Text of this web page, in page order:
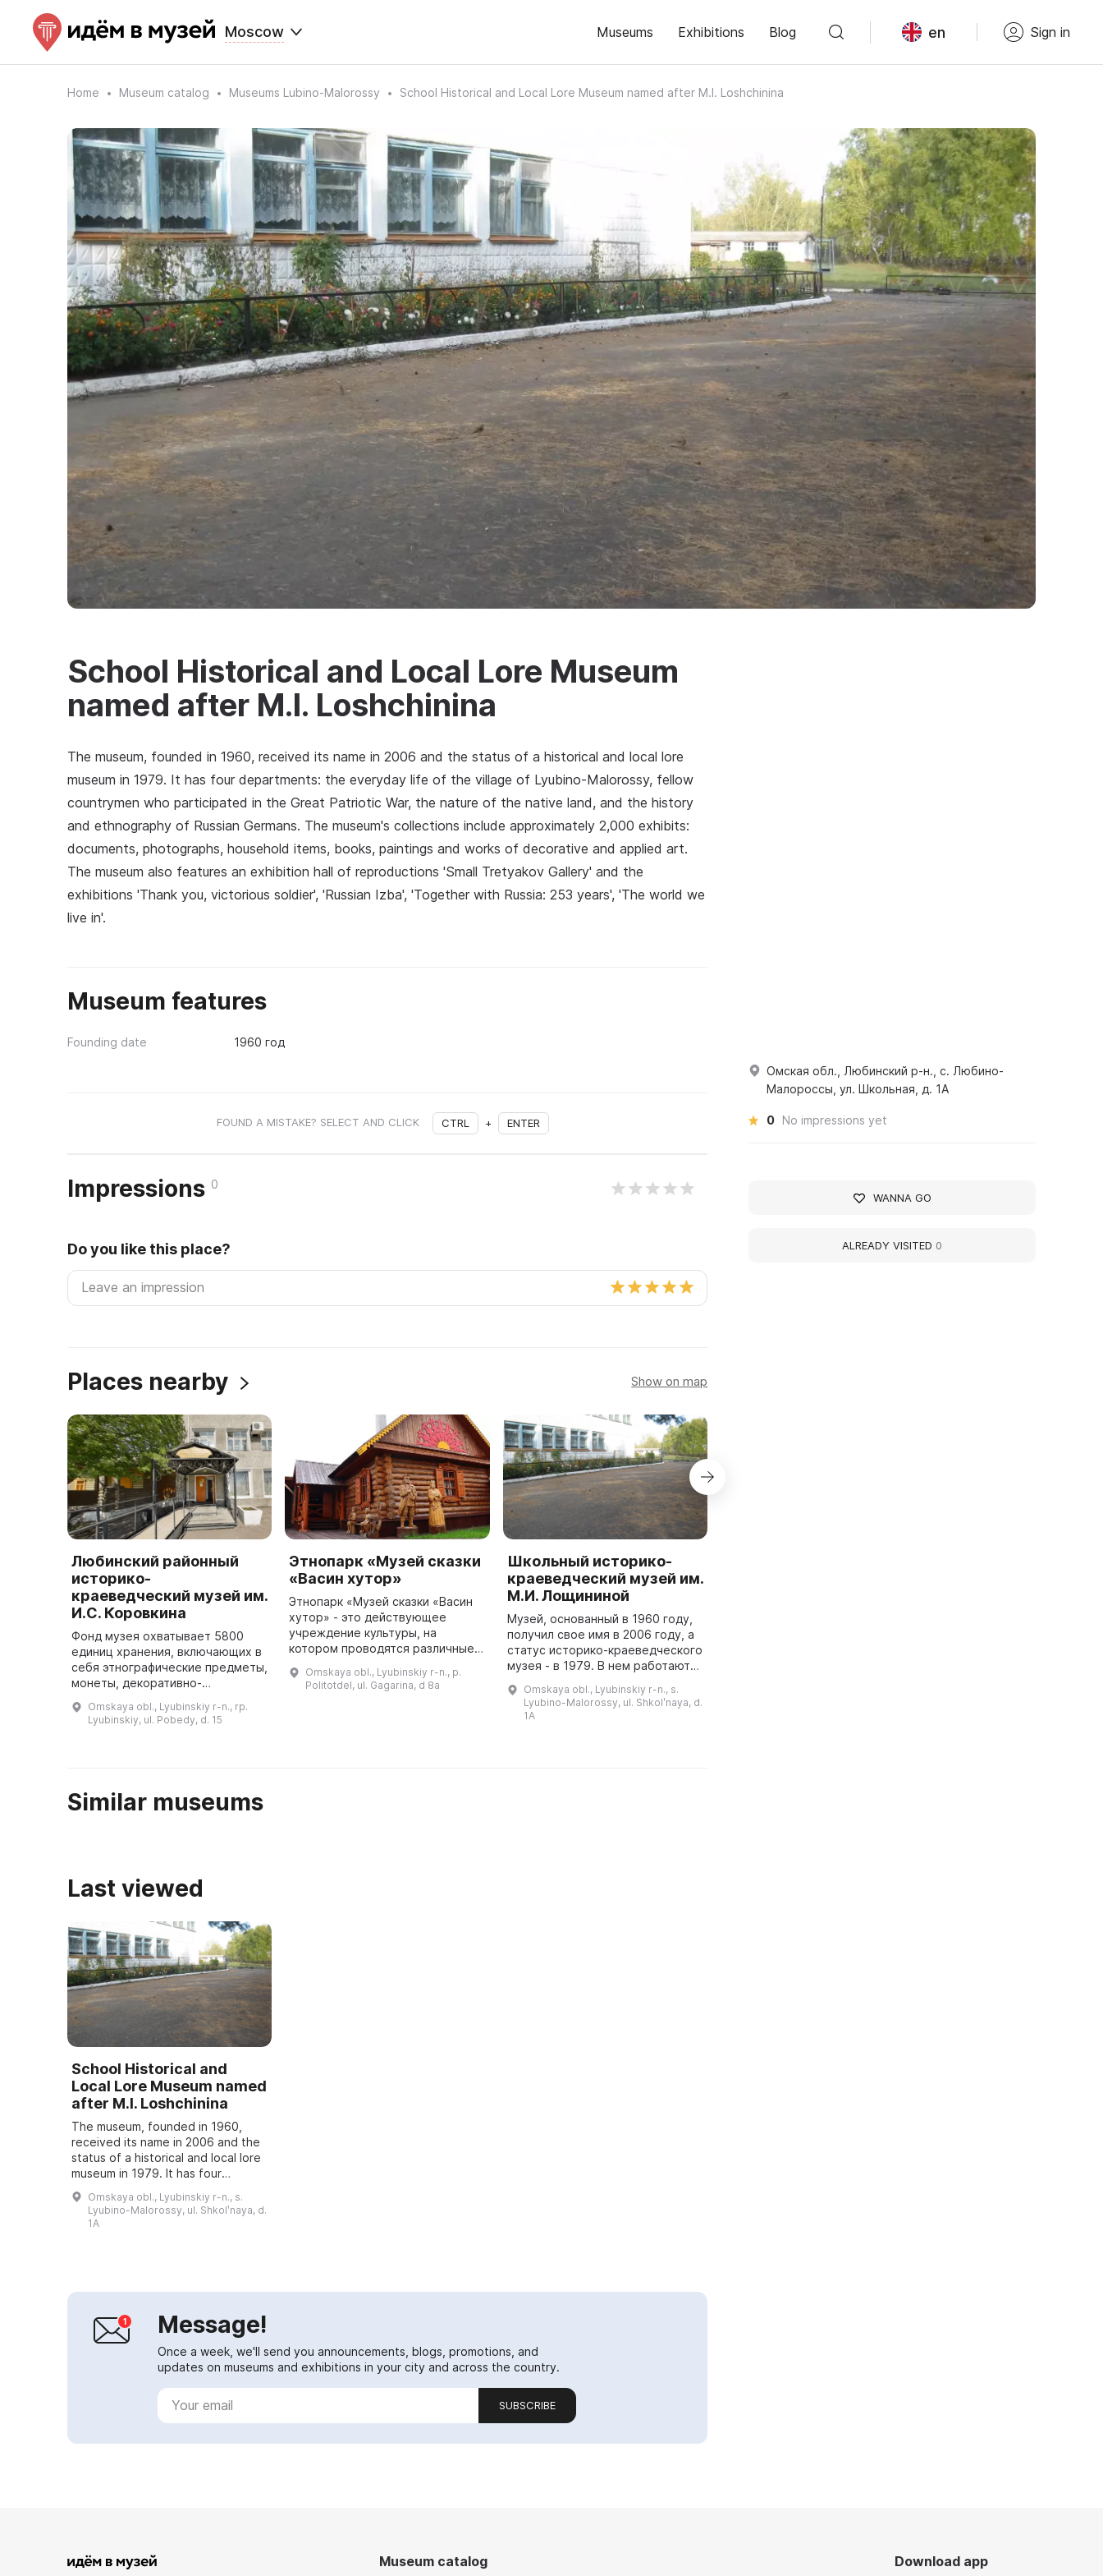
Moscow Museums Exhibitions Blog en Sign in
Home Museum catalog Museums Lubino-Malorossy School Historical and Local Lore Museum named after M.I. Loshchinina
School Historical and Local Lore Museum
named after M.I. Loshchinina
The museum, founded in 1960, received its name in 2006 and the status of a historical and local lore
museum in 1979. It has four departments: the everyday life of the village of Lyubino-Malorossy, fellow
countrymen who participated in the Great Patriotic War, the nature of the native land, and the history
and ethnography of Russian Germans. The museum's collections include approximately 2,000 exhibits:
documents, photographs, household items, books, paintings and works of decorative and applied art.
The museum also features an exhibition hall of reproductions 'Small Tretyakov Gallery' and the
exhibitions 'Thank you, victorious soldier', 'Russian Izba', 'Together with Russia: 253 years', 'The world we
live in'.
Museum features
Founding date 1960 год
FOUND A MISTAKE? SELECT AND CLICK CTRL + ENTER
Impressions 0
Do you like this place?
Places nearby Show on map
Любинский районный
историко-
краеведческий музей им.
И.С. Коровкина
Фонд музея охватывает 5800
единиц хранения, включающих в
себя этнографические предметы,
монеты, декоративно-
документы и фотоматериалы. Для
обеспечения более широкого
Omskaya obl., Lyubinskiy r-n., rp.
Lyubinskiy, ul. Pobedy, d. 15
Этнопарк «Музей сказки
«Васин хутор»
Этнопарк «Музей сказки «Васин
хутор» - это действующее
учреждение культуры, на
котором проводятся различные
фестивали, театрализованные
программы, дни рождения,
Omskaya obl., Lyubinskiy r-n., p.
Politotdel, ul. Gagarina, d 8a
Школьный историко-
краеведческий музей им.
М.И. Лощининой
Музей, основанный в 1960 году,
получил свое имя в 2006 году, а
статус историко-краеведческого
музея - в 1979. В нем работают
Любино-Малороссы, земляки-
участники Великой Отечест ...
Omskaya obl., Lyubinskiy r-n., s.
Lyubino-Malorossy, ul. Shkolʹnaya, d.
1A
Similar museums
Last viewed
School Historical and
Local Lore Museum named
after M.I. Loshchinina
The museum, founded in 1960,
received its name in 2006 and the
status of a historical and local lore
museum in 1979. It has four
departments: the everyday life of
the village of Lyubino-Malorossy,
fel...
Omskaya obl., Lyubinskiy r-n., s.
Lyubino-Malorossy, ul. Shkolʹnaya, d.
1A
Message!
Once a week, we'll send you announcements, blogs, promotions, and
updates on museums and exhibitions in your city and across the country.
SUBSCRIBE
Омская обл., Любинский р-н., с. Любино-
Малороссы, ул. Школьная, д. 1А
0 No impressions yet
WANNA GO
ALREADY VISITED 0
Museum catalog Download app